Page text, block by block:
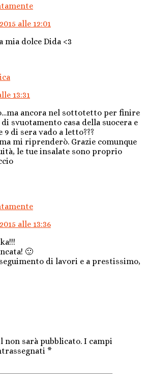
alle 12:01
mia dolce Dida <3
13:31
ancora nel sottotetto per finire
svuotamento casa della suocera e
9 di sera vado a letto???
mi riprenderò. Grazie comunque
le tue insalate sono proprio
alle 13:36
🙂
di lavori e a prestissimo,
sarà pubblicato. I campi
*